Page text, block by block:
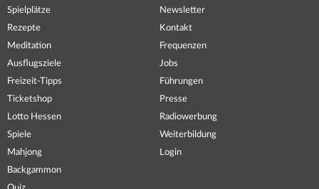
Spielplätze
Rezepte
Meditation
Ausflugsziele
Freizeit-Tipps
Ticketshop
Lotto Hessen
Spiele
Mahjong
Backgammon
Newsletter
Kontakt
Frequenzen
Jobs
Führungen
Presse
Radiowerbung
Weiterbildung
Login